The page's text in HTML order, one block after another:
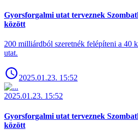
Gyorsforgalmi utat terveznek
között
200 milliárdból szeretnék felépíteni a 40
utat.
2025.01.23. 15:52
2025.01.23. 15:52
Gyorsforgalmi utat terveznek
között